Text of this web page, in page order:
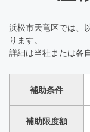
浜松市天竜区では、
ります。
詳細は当社または各
補助条件
補助限度額